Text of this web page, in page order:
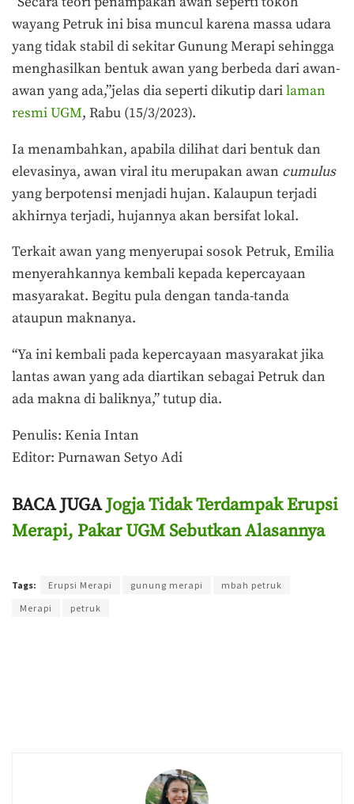
wayang Petruk ini bisa muncul karena massa udara
yang tidak stabil di sekitar Gunung Merapi sehingga
menghasilkan bentuk awan yang berbeda dari awan-
awan yang ada,”jelas dia seperti dikutip darilaman
resmi UGM, Rabu (15/3/2023).
Ia menambahkan, apabila dilihat dari bentuk dan
elevasinya, awan viral itu merupakan awan cumulus
yang berpotensi menjadi hujan. Kalaupun terjadi
akhirnya terjadi, hujannya akan bersifat lokal.
Terkait awan yang menyerupai sosok Petruk, Emilia
menyerahkannya kembali kepada kepercayaan
masyarakat. Begitu pula dengan tanda-tanda
ataupun maknanya.
“Ya ini kembali pada kepercayaan masyarakat jika
lantas awan yang ada diartikan sebagai Petruk dan
ada makna di baliknya,” tutup dia.
Penulis: Kenia Intan
Editor: Purnawan Setyo Adi
BACA JUGAJogja Tidak Terdampak Erupsi
Merapi, Pakar UGM Sebutkan Alasannya
Tags: Erupsi Merapi gunung merapi
mbah petruk
Merapi
petruk